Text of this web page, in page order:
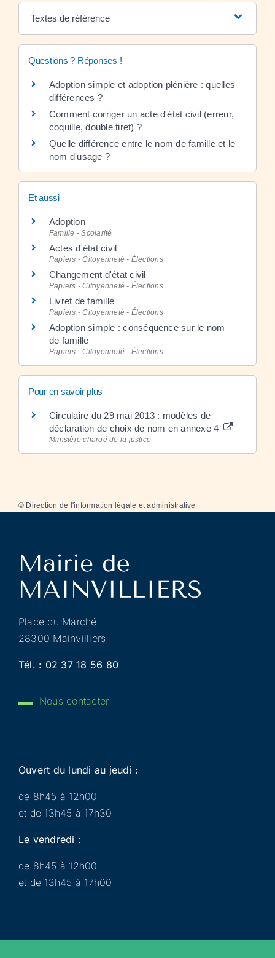
Textes de référence
Questions ? Réponses !
Adoption simple et adoption plénière : quelles
différences ?
Comment corriger un acte d'état civil (erreur,
coquille, double tiret) ?
Quelle différence entre le nom de famille et le
nom d'usage ?
Et aussi
Adoption
Famille - Scolarité
Actes d'état civil
Papiers - Citoyenneté - Élections
Changement d'état civil
Papiers - Citoyenneté - Élections
Livret de famille
Papiers - Citoyenneté - Élections
Adoption simple : conséquence sur le nom
de famille
Papiers - Citoyenneté - Élections
Pour en savoir plus
Circulaire du 29 mai 2013 : modèles de
déclaration de choix de nom en annexe 4
Ministère chargé de la justice
© Direction de l'information légale et administrative
Place du Marché
28300 Mainvilliers
Tél. : 02 37 18 56 80
Nous contacter
Ouvert du lundi au jeudi :
de 8h45 à 12h00
et de 13h45 à 17h30
Le vendredi :
de 8h45 à 12h00
et de 13h45 à 17h00